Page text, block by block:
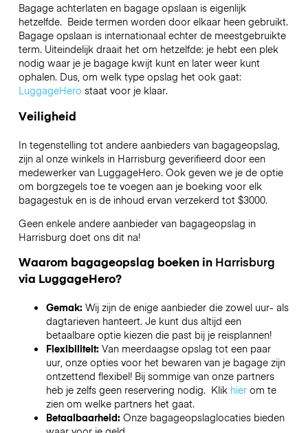
Bagage achterlaten en bagage opslaan is eigenlijk
hetzelfde. Beide termen worden door elkaar heen gebruikt.
Bagage opslaan is internationaal echter de meestgebruikte
term. Uiteindelijk draait het om hetzelfde: je hebt een plek
nodig waar je je bagage kwijt kunt en later weer kunt
ophalen. Dus, om welk type opslag het ook gaat:
LuggageHero staat voor je klaar.
Veiligheid
In tegenstelling tot andere aanbieders van bagageopslag,
zijn al onze winkels in Harrisburg geverifieerd door een
medewerker van LuggageHero. Ook geven we je de optie
om borgzegels toe te voegen aan je boeking voor elk
bagagestuk en is de inhoud ervan verzekerd tot $3000.
Geen enkele andere aanbieder van bagageopslag in
Harrisburg doet ons dit na!
Waarom bagageopslag boeken in Harrisburg
via LuggageHero?
Gemak: Wij zijn de enige aanbieder die zowel uur- als
dagtarieven hanteert. Je kunt dus altijd een
betaalbare optie kiezen die past bij je reisplannen!
Flexibiliteit: Van meerdaagse opslag tot een paar
uur, onze opties voor het bewaren van je bagage zijn
ontzettend flexibel! Bij sommige van onze partners
heb je zelfs geen reservering nodig. Klik hierom te
zien om welke partners het gaat.
Betaalbaarheid: Onze bagageopslaglocaties bieden